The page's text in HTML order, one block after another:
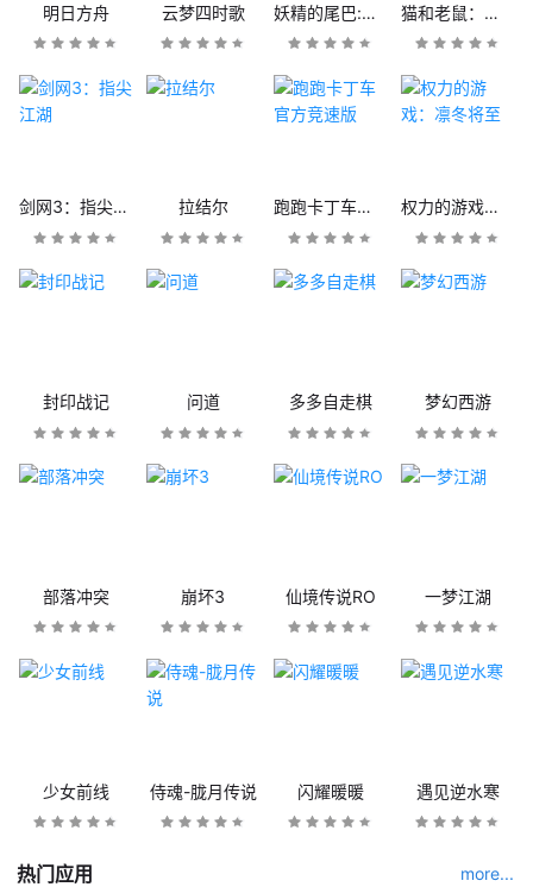
明日方舟 云梦四时歌 妖精的尾巴:魔导少年 猫和老鼠：欢乐互动
剑网3：指尖江湖 拉结尔 跑跑卡丁车官方竞速版 权力的游戏：凛冬将至
封印战记 问道 多多自走棋 梦幻西游
部落冲突 崩坏3 仙境传说RO 一梦江湖
少女前线 侍魂-胧月传说 闪耀暖暖 遇见逆水寒
热门应用 more...